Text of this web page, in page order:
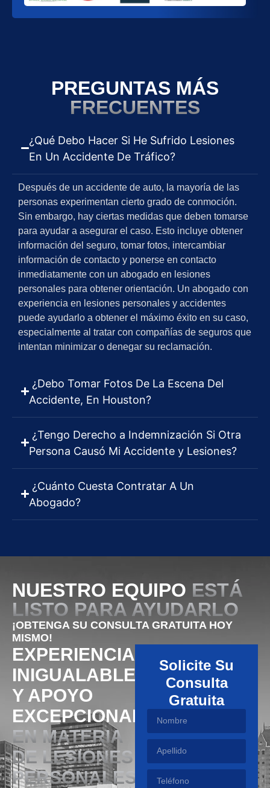
PREGUNTAS MÁS
FRECUENTES
¿Qué Debo Hacer Si He Sufrido Lesiones
En Un Accidente De Tráfico?
Después de un accidente de auto, la mayoría de las
personas experimentan cierto grado de conmoción.
Sin embargo, hay ciertas medidas que deben tomarse
para ayudar a asegurar el caso. Esto incluye obtener
información del seguro, tomar fotos, intercambiar
información de contacto y ponerse en contacto
inmediatamente con un abogado en lesiones
personales para obtener orientación. Un abogado con
experiencia en lesiones personales y accidentes
puede ayudarlo a obtener el máximo éxito en su caso,
especialmente al tratar con compañías de seguros que
intentan minimizar o denegar su reclamación.
¿Debo Tomar Fotos De La Escena Del
Accidente, En Houston?
¿Tengo Derecho a Indemnización Si Otra
Persona Causó Mi Accidente y Lesiones?
¿Cuánto Cuesta Contratar A Un
Abogado?
NUESTRO EQUIPO ESTÁ
LISTO PARA AYUDARLO
¡OBTENGA SU CONSULTA GRATUITA HOY
MISMO!
EXPERIENCIA
INIGUALABLE
Y APOYO
EXCEPCIONAL
EN MATERIA
DE LESIONES
PERSONALES
Solicite Su
Consulta
Gratuita